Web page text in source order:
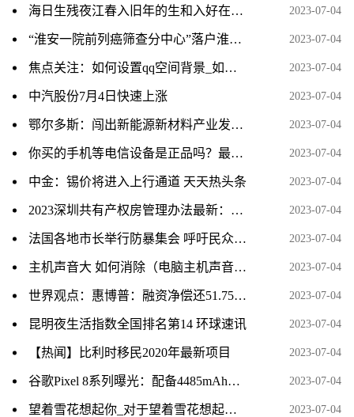
海日生残夜江春入旧年的生和入好在哪里（海日生残夜江春入旧年生和入妙在何处） 环球速递 2023-07-04
“淮安一院前列癌筛查分中心”落户淮安瑞济医院-当前热点 2023-07-04
焦点关注：如何设置qq空间背景_如何设置QQ空间背景音乐 2023-07-04
中汽股份7月4日快速上涨 2023-07-04
鄂尔多斯：闯出新能源新材料产业发展新路 天天热门 2023-07-04
你买的手机等电信设备是正品吗？最新查询攻略来了 2023-07-04
中金：锡价将进入上行通道 天天热头条 2023-07-04
2023深圳共有产权房管理办法最新：什么时候开始实施？-看热讯 2023-07-04
法国各地市长举行防暴集会 呼吁民众举行抗议反对暴力和抢劫 全球短讯 2023-07-04
主机声音大 如何消除（电脑主机声音大怎么解决） 2023-07-04
世界观点：惠博普：融资净偿还51.75万元，融资余额1.35亿元（07-03） 2023-07-04
昆明夜生活指数全国排名第14 环球速讯 2023-07-04
【热闻】比利时移民2020年最新项目 2023-07-04
谷歌Pixel 8系列曝光：配备4485mAh电池 24W快充_当前简讯 2023-07-04
望着雪花想起你_对于望着雪花想起你简单介绍 前沿热点 2023-07-04